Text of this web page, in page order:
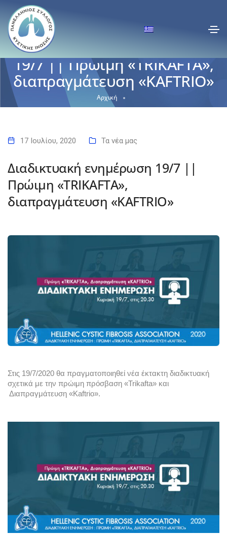
Διαδικτυακή ενημέρωση
19/7 || Πρώιμη «TRIKAFTA»,
διαπραγμάτευση «KAFTRIO»
Αρχική
Διαδικτυακή ενημέρωση 19/7 || Πρώιμη «TRIKAFTA»,
17 Ιουλίου, 2020 Τα νέα μας
Διαδικτυακή ενημέρωση 19/7 ||
Πρώιμη «TRIKAFTA»,
διαπραγμάτευση «KAFTRIO»
Στις 19/7/2020 θα πραγματοποιηθεί νέα έκτακτη διαδικτυακή
σχετικά με την πρώιμη πρόσβαση «Trikafta» και
Διαπραγμάτευση «Kaftrio».